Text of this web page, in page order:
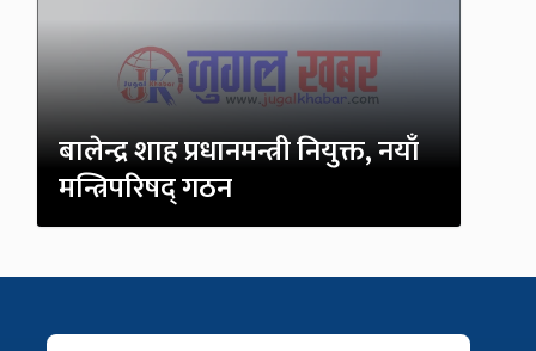
बालेन्द्र शाह प्रधानमन्त्री नियुक्त, नयाँ
मन्त्रिपरिषद् गठन